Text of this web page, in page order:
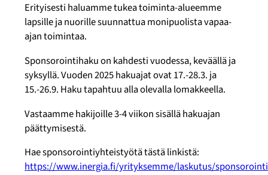
Erityisesti haluamme tukea toiminta-alueemme
lapsille ja nuorille suunnattua monipuolista vapaa-
ajan toimintaa.
Sponsorointihaku on kahdesti vuodessa, keväällä ja
syksyllä. Vuoden 2025 hakuajat ovat 17.-28.3. ja
15.-26.9. Haku tapahtuu alla olevalla lomakkeella.
Vastaamme hakijoille 3-4 viikon sisällä hakuajan
päättymisestä.
Hae sponsorointiyhteistyötä tästä linkistä:
https://www.inergia.fi/yrityksemme/laskutus/